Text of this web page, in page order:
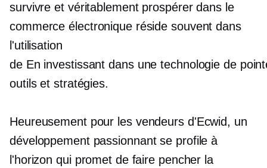
survivre et véritablement prospérer dans le
commerce électronique réside souvent dans
l'utilisation
de En investissant dans une technologie de
outils et stratégies.
Heureusement pour les vendeurs d'Ecwid, un
développement passionnant se profile à
l'horizon qui promet de faire pencher la